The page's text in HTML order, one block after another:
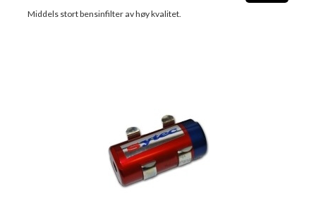
Middels stort bensinfilter av høy kvalitet.